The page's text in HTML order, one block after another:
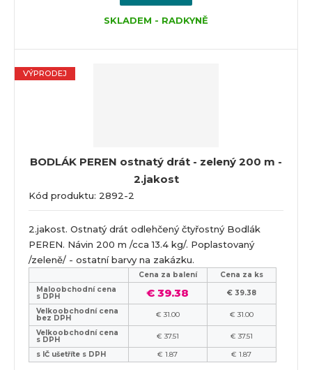
SKLADEM - RADKYNĚ
BODLÁK PEREN ostnatý drát - zelený 200 m -
2.jakost
Kód produktu: 2892-2
VÝPRODEJ
2.jakost. Ostnatý drát odlehčený čtyřostný Bodlák
PEREN. Návin 200 m /cca 13.4 kg/. Poplastovaný
/zeleně/ - ostatní barvy na zakázku.
Cena za balení
Cena za ks
Maloobchodní cena
s DPH € 39.38
€ 39.38
Velkoobchodní cena
bez DPH € 31.00
€ 31.00
Velkoobchodní cena
s DPH € 37.51
€ 37.51
s IČ ušetříte s DPH
€ 1.87 € 1.87